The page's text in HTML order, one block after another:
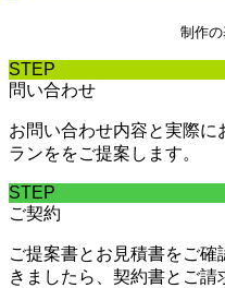
制作
STEP
問い合わせ
お問い合わせ内容と実際
ランををご提案します。
STEP
ご契約
ご提案書とお見積書をご
きましたら、契約書とご請